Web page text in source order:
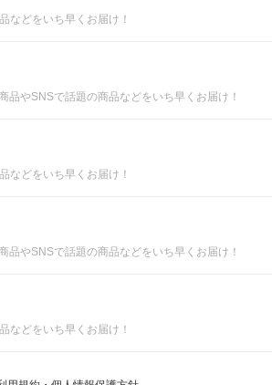
などをいち早くお届け！
品やSNSで話題の商品などをいち早くお届け！
などをいち早くお届け！
品やSNSで話題の商品などをいち早くお届け！
などをいち早くお届け！